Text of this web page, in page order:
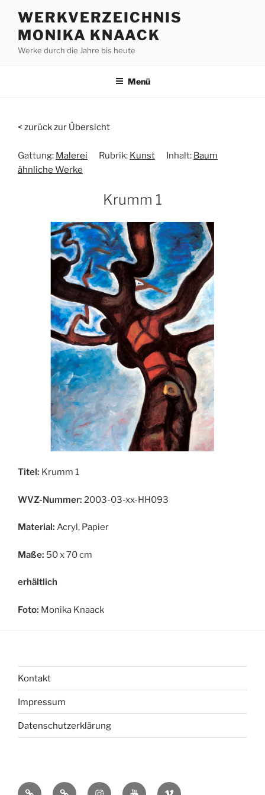
Inhalt
springen
WERKVERZEICHNIS
MONIKA KNAACK
Werke durch die Jahre bis heute
Menü
< zurück zur Übersicht
Gattung: Malerei Rubrik: Kunst Inhalt: Baum
ähnliche Werke
Krumm 1
Titel: Krumm 1
WVZ-Nummer: 2003-03-xx-HH093
Material: Acryl, Papier
Maße: 50 x 70 cm
erhältlich
Foto: Monika Knaack
Kontakt
Impressum
Datenschutzerklärung
bsky MastadonInstagramYou Vimeo